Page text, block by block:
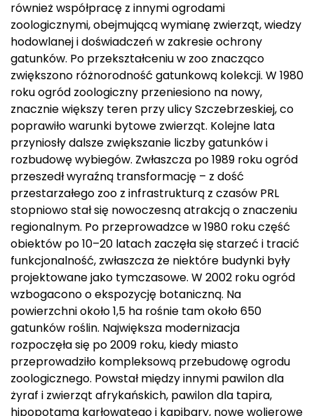
również współpracę z innymi ogrodami
zoologicznymi, obejmującą wymianę zwierząt, wiedzy
hodowlanej i doświadczeń w zakresie ochrony
gatunków. Po przekształceniu w zoo znacząco
zwiększono różnorodność gatunkową kolekcji. W 1980
roku ogród zoologiczny przeniesiono na nowy,
znacznie większy teren przy ulicy Szczebrzeskiej, co
poprawiło warunki bytowe zwierząt. Kolejne lata
przyniosły dalsze zwiększanie liczby gatunków i
rozbudowę wybiegów. Zwłaszcza po 1989 roku ogród
przeszedł wyraźną transformację – z dość
przestarzałego zoo z infrastrukturą z czasów PRL
stopniowo stał się nowoczesną atrakcją o znaczeniu
regionalnym. Po przeprowadzce w 1980 roku część
obiektów po 10–20 latach zaczęła się starzeć i tracić
funkcjonalność, zwłaszcza że niektóre budynki były
projektowane jako tymczasowe. W 2002 roku ogród
wzbogacono o ekspozycję botaniczną. Na
powierzchni około 1,5 ha rośnie tam około 650
gatunków roślin. Największa modernizacja
rozpoczęła się po 2009 roku, kiedy miasto
przeprowadziło kompleksową przebudowę ogrodu
zoologicznego. Powstał między innymi pawilon dla
żyraf i zwierząt afrykańskich, pawilon dla tapira,
hipopotama karłowatego i kapibary, nowe wolierowe